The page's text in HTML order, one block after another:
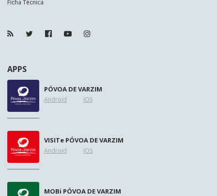
Ficha Técnica
APPS
PÓVOA DE VARZIM
Android IOS
VISITe PÓVOA DE VARZIM
Android IOS
MOBi PÓVOA DE VARZIM